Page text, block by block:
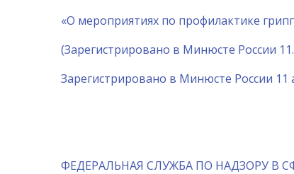
«О мероприятиях по профилактике
(Зарегистрировано в Минюсте России
Зарегистрировано в Минюсте России 11
ФЕДЕРАЛЬНАЯ СЛУЖБА ПО НАДЗОРУ В